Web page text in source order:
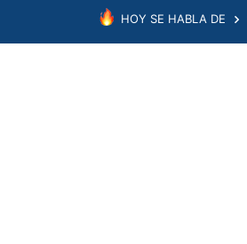
HOY SE HABLA DE